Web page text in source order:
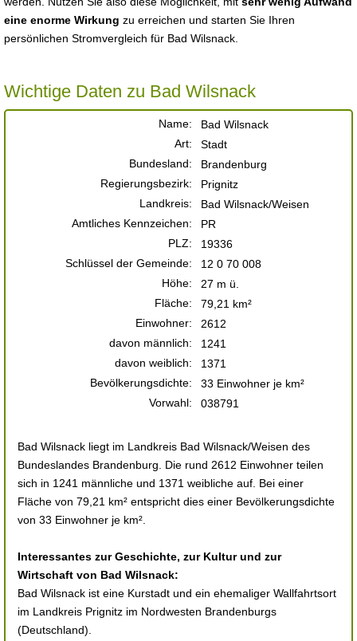
eine enorme Wirkung zu erreichen und starten Sie Ihren
persönlichen Stromvergleich für Bad Wilsnack.
Wichtige Daten zu Bad Wilsnack
Name:
Bad Wilsnack
Art:
Stadt
Bundesland:
Brandenburg
Regierungsbezirk:
Prignitz
Landkreis:
Bad Wilsnack/Weisen
Amtliches Kennzeichen:
PR
PLZ:
19336
Schlüssel der Gemeinde:
12 0 70 008
Höhe:
27 m ü.
Fläche:
79,21 km²
Einwohner:
2612
davon männlich:
1241
davon weiblich:
1371
Bevölkerungsdichte:
33 Einwohner je km²
Vorwahl:
038791
Bad Wilsnack liegt im Landkreis Bad Wilsnack/Weisen des
Bundeslandes Brandenburg. Die rund 2612 Einwohner teilen
sich in 1241 männliche und 1371 weibliche auf. Bei einer
Fläche von 79,21 km² entspricht dies einer Bevölkerungsdichte
von 33 Einwohner je km².
Interessantes zur Geschichte, zur Kultur und zur
Wirtschaft von Bad Wilsnack:
Bad Wilsnack ist eine Kurstadt und ein ehemaliger Wallfahrtsort
im Landkreis Prignitz im Nordwesten Brandenburgs
(Deutschland).